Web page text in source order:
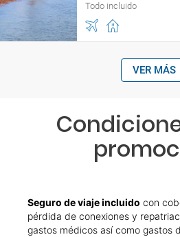
Todo incluido
VER MÁS
Seguro de viaje incluido con
pérdida de conexiones y
gastos médicos así como gastos